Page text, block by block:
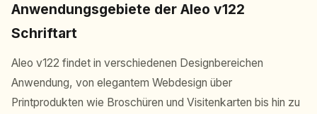
Anwendungsgebiete der Aleo v122
Schriftart
Aleo v122 findet in verschiedenen Designbereichen
Anwendung, von elegantem Webdesign über
Printprodukten wie Broschüren und Visitenkarten bis hin zu